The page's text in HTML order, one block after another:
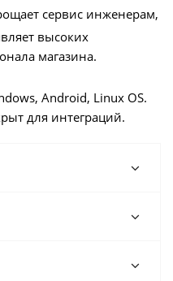
сервис инженерам,
высоких
магазина.
Android, Linux OS.
для интеграций.